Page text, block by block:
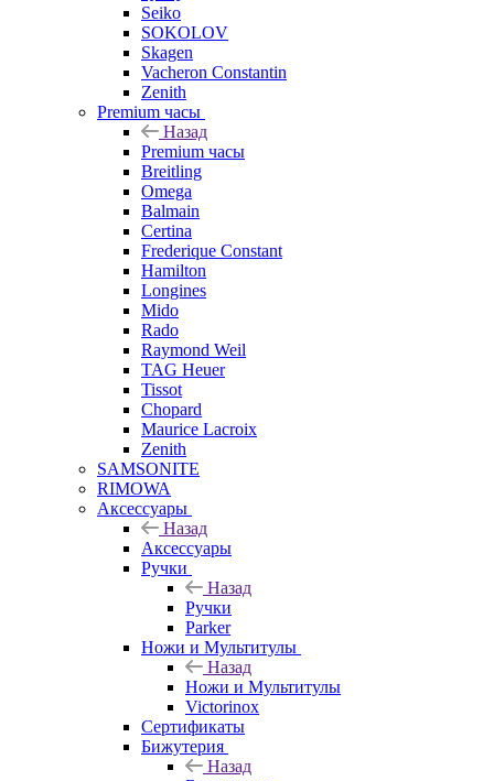
Seiko
SOKOLOV
Skagen
Vacheron Constantin
Zenith
Premium часы
Назад
Premium часы
Breitling
Omega
Balmain
Certina
Frederique Constant
Hamilton
Longines
Mido
Rado
Raymond Weil
TAG Heuer
Tissot
Chopard
Maurice Lacroix
Zenith
SAMSONITE
RIMOWA
Аксессуары
Назад
Аксессуары
Ручки
Назад
Ручки
Parker
Ножи и Мультитулы
Назад
Ножи и Мультитулы
Victorinox
Сертификаты
Бижутерия
Назад